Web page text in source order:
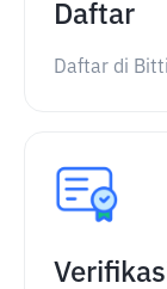
Daftar
Daftar di